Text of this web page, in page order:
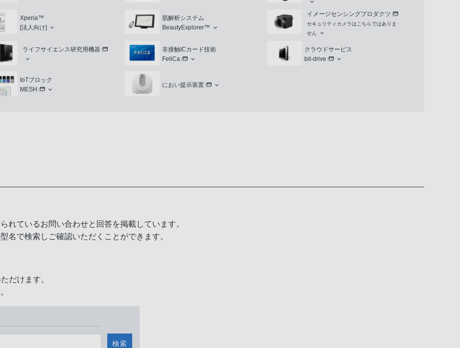
Xperia™
[法人向け]
肌解析システム
BeautyExplorer™
イメージセンシングプロダクツ
セキュリティカメラはこちらではありま
せん
ライフサイエンス研究用機器
非接触ICカード技術
FeliCa
クラウドサービス
bit-drive
IoTブロック
MESH
におい提示装置
れているお問い合わせと回答を掲載しています。
名で検索しご確認いただくことができます。
だけます。
検索